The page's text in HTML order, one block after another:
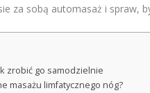
za sobą automasaż i spraw,
zrobić go samodzielnie
masażu limfatycznego nóg?